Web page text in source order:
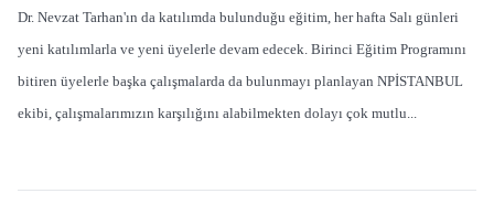
Dr. Nevzat Tarhan'ın da katılımda bulunduğu eğitim, her hafta Salı günleri
yeni katılımlarla ve yeni üyelerle devam edecek. Birinci Eğitim Programını
bitiren üyelerle başka çalışmalarda da bulunmayı planlayan NPİSTANBUL
ekibi, çalışmalarımızın karşılığını alabilmekten dolayı çok mutlu...